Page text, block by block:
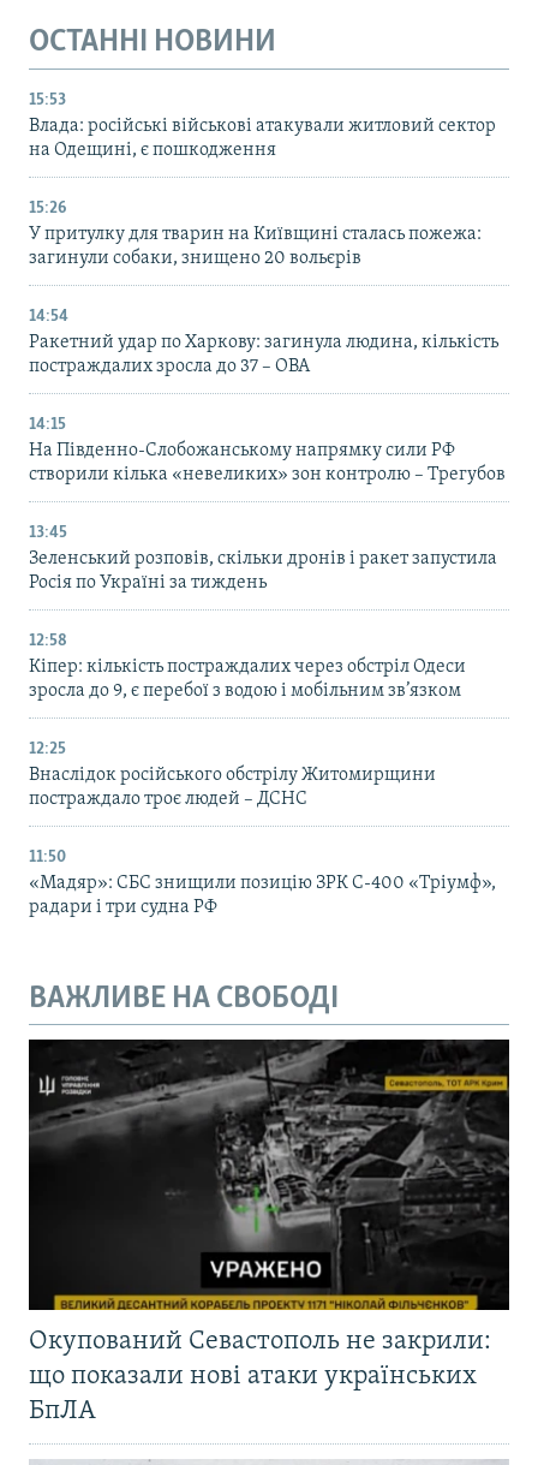
ОСТАННІ НОВИНИ
15:53
Влада: російські військові атакували житловий сектор
на Одещині, є пошкодження
15:26
У притулку для тварин на Київщині сталась пожежа:
загинули собаки, знищено 20 вольєрів
14:54
Ракетний удар по Харкову: загинула людина, кількість
постраждалих зросла до 37 – ОВА
14:15
На Південно-Слобожанському напрямку сили РФ
створили кілька «невеликих» зон контролю – Трегубов
13:45
Зеленський розповів, скільки дронів і ракет запустила
Росія по Україні за тиждень
12:58
Кіпер: кількість постраждалих через обстріл Одеси
зросла до 9, є перебої з водою і мобільним зв’язком
12:25
Внаслідок російського обстрілу Житомирщини
постраждало троє людей – ДСНС
11:50
«Мадяр»: СБС знищили позицію ЗРК С-400 «Тріумф»,
радари і три судна РФ
ВАЖЛИВЕ НА СВОБОДІ
Окупований Севастополь не закрили:
що показали нові атаки українських
БпЛА